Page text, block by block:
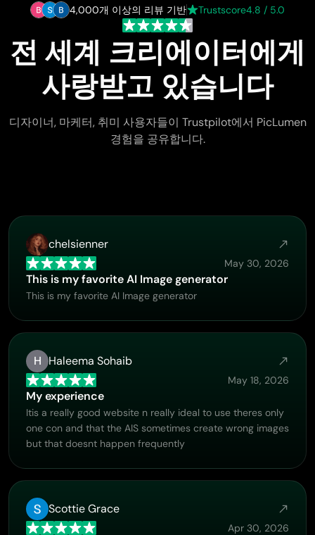
4,000개 이상의 리뷰 기반 Trustscore4.8 / 5.0
전 세계 크리에이터에게
사랑받고 있습니다
디자이너, 마케터, 취미 사용자들이 Trustpilot에서 PicLumen
경험을 공유합니다.
chelsienner
May 30, 2026
This is my favorite AI Image generator
This is my favorite AI Image generator
H Haleema Sohaib
May 18, 2026
My experience
Itis a really good website n really ideal to use theres only
one con and that the AIS sometimes create wrong images
but that doesnt happen frequently
Scottie Grace
Apr 30, 2026